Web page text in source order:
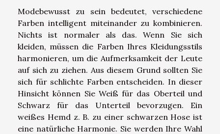
Modebewusst zu sein bedeutet, verschiedene
Farben intelligent miteinander zu kombinieren.
Nichts ist normaler als das. Wenn Sie sich
kleiden, müssen die Farben Ihres Kleidungsstils
harmonieren, um die Aufmerksamkeit der Leute
auf sich zu ziehen. Aus diesem Grund sollten Sie
sich für schlichte Farben entscheiden. In dieser
Hinsicht können Sie Weiß für das Oberteil und
Schwarz für das Unterteil bevorzugen. Ein
weißes Hemd z. B. zu einer schwarzen Hose ist
eine natürliche Harmonie. Sie werden Ihre Wahl